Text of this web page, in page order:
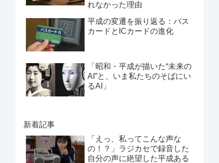
れなかった理由
平成の変遷を振り返る：バス
カードとICカードの進化
「昭和・平成が描いた“未来の
AI”と、いま私たちのそばにい
るAI」
新着記事
「えっ、私ってこんな声な
の！？」ラジカセで録音した
自分の声に絶望した平成ある